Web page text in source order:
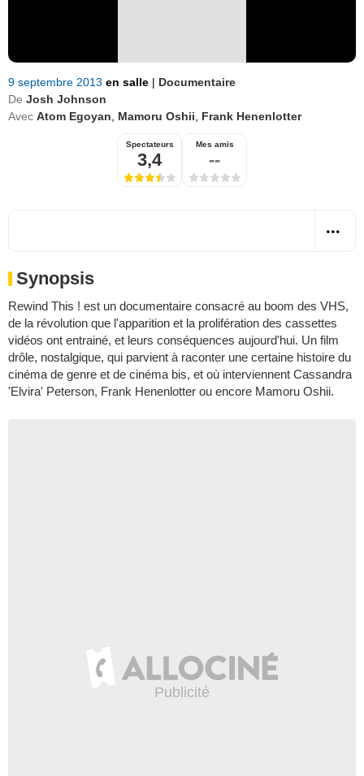
9 septembre 2013 en salle | Documentaire
De Josh Johnson
Avec Atom Egoyan Mamoru Oshii Frank Henenlotter
Spectateurs
3,4
Mes amis
--
Synopsis
Rewind This ! est un documentaire consacré au boom des VHS,
de la révolution que l'apparition et la prolifération des cassettes
vidéos ont entrainé, et leurs conséquences aujourd'hui. Un film
drôle, nostalgique, qui parvient à raconter une certaine histoire du
cinéma de genre et de cinéma bis, et où interviennent Cassandra
'Elvira' Peterson, Frank Henenlotter ou encore Mamoru Oshii.